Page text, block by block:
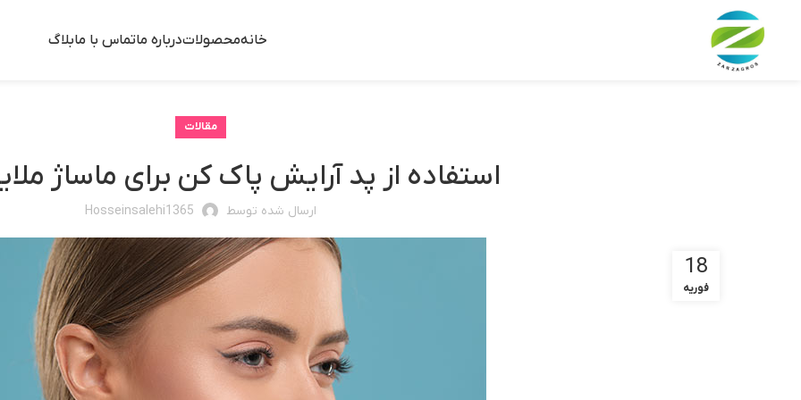
خانهمحصولاتدرباره ماتماس با مابلاگ
مقالات
استفاده از پد آرایش پاک کن برای ماساژ
ارسال شده توسط Hosseinsalehi1365
18
فوریه